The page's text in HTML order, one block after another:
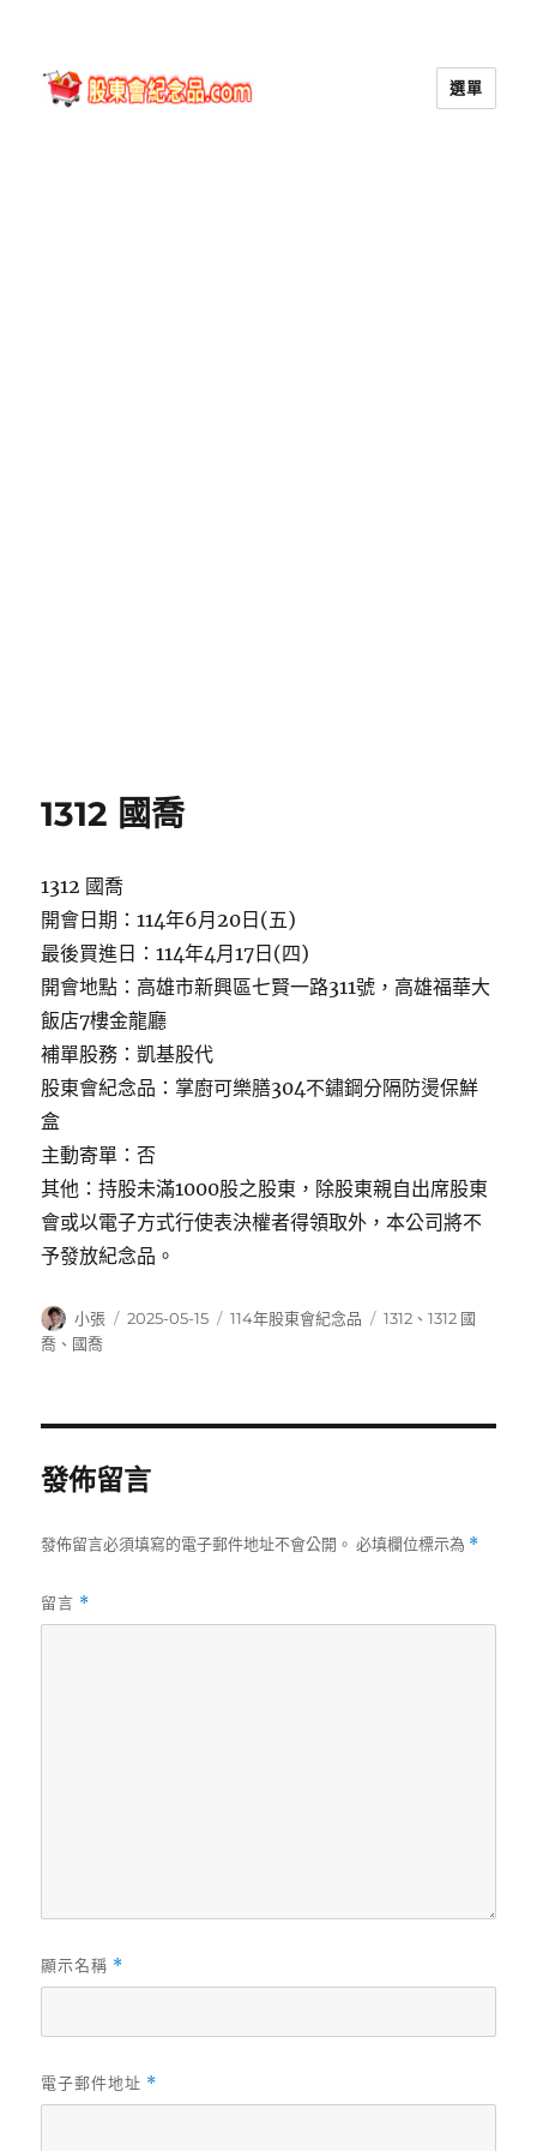
選單
1312 國喬
1312 國喬
開會日期：114年6月20日(五)
最後買進日：114年4月17日(四)
開會地點：高雄市新興區七賢一路311號，高雄福華大
飯店7樓金龍廳
補單股務：凱基股代
股東會紀念品：掌廚可樂膳304不鏽鋼分隔防燙保鮮
盒
主動寄單：否
其他：持股未滿1000股之股東，除股東親自出席股東
會或以電子方式行使表決權者得領取外，本公司將不
予發放紀念品。
作
者
小張
發
2025-05-15
分
114年股東會紀念品
標
1312 、1312 國
喬 、 國喬
發佈留言
發佈留言必須填寫的電子郵件地址不會公開。 必填欄位標示為 *
留言 *
顯示名稱 *
電子郵件地址 *